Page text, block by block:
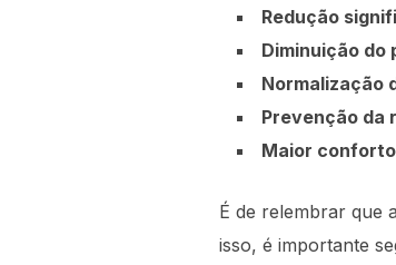
Redução
Diminuição do
Normalização
Prevenção da
Maior
É de relembrar que
isso, é importante